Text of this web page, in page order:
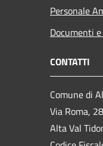
Personale
Documenti
CONTATTI
Comune di
Via Roma,
Alta Val